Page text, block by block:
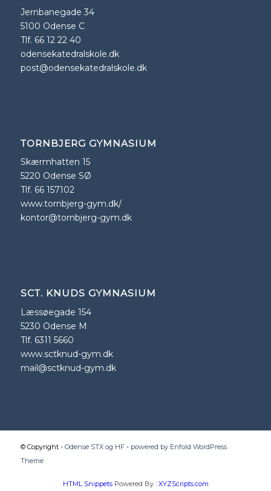
Jernbanegade 34
5100 Odense C
Tlf. 66 12 22 40
odensekatedralskole.dk
post@odensekatedralskole.dk
TORNBJERG GYMNASIUM
Skærmhatten 15
5220 Odense SØ
Tlf. 66 157102
www.tornbjerg-gym.dk/
kontor@tornbjerg-gym.dk
SCT. KNUDS GYMNASIUM
Læssøegade 154
5230 Odense M
Tlf. 6311 5660
www.sctknud-gym.dk
mail@sctknud-gym.dk
© Copyright - Odense STX og HF- powered by Enfold WordPress
Theme
HTML SnippetsPowered By : XYZScripts.com